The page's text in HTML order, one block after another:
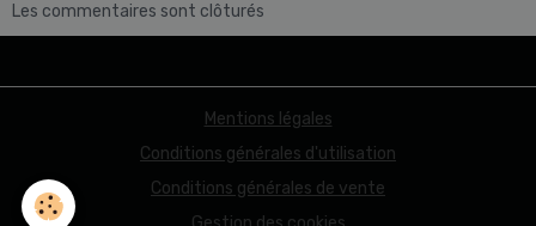
Les commentaires sont clôturés
Mentions légales
Conditions générales d'utilisation
Conditions générales de vente